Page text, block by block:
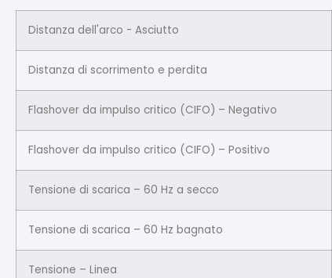
Distanza dell'arco - Asciutto
Distanza di scorrimento e perdita
Flashover da impulso critico (CIFO) – Negativo
Flashover da impulso critico (CIFO) – Positivo
Tensione di scarica – 60 Hz a secco
Tensione di scarica – 60 Hz bagnato
Tensione – Linea